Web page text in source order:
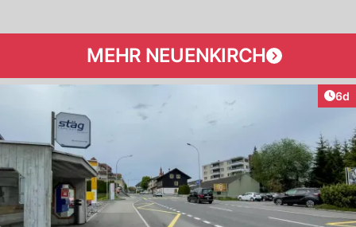
MEHR NEUENKIRCH
6d